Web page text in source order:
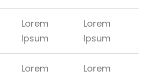
Lorem
Ipsum
Lorem
Ipsum
Lorem
Lorem